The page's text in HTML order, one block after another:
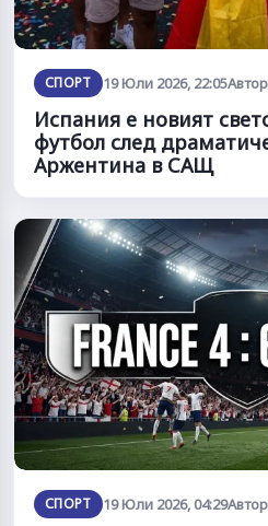
СПОРТ 19 Юли 2026, 22:05
Испания е новият
футбол след
Аржентина в САЩ
СПОРТ 19 Юли 2026, 04:29